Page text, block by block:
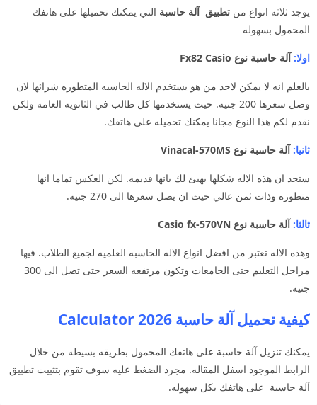
يوجد ثلاثه انواع من تطبيق آلة حاسبة التي يمكنك تحميلها على هاتفك
المحمول بسهوله
اولا: آلة حاسبة نوع Fx82 Casio
بالعلم انه لا يمكن لاحد من هو يستخدم الاله الحاسبه المتطوره شرائها لان
وصل سعرها 200 جنيه. حيث يستخدمها كل طالب في الثانويه العامه ولكن
نقدم لكم هذا النوع مجانا يمكنك تحميله على هاتفك.
ثانيا: آلة حاسبة نوع Vinacal-570MS
ستجد ان هذه الاله شكلها يهيئ لك بانها قديمه. لكن العكس تماما انها
متطوره وذات ثمن عالي حيث ان يصل سعرها الى 270 جنيه.
ثالثا: آلة حاسبة نوع Casio fx-570VN
وهذه الاله تعتبر من افضل انواع الاله الحاسبه العلميه لجميع الطلاب. فيها
مراحل التعليم حتى الجامعات وتكون مرتفعه السعر حتى تصل الى 300
جنيه.
كيفية تحميل آلة حاسبة 2026 Calculator
يمكنك تنزيل آلة حاسبة على هاتفك المحمول بطريقه بسيطه من خلال
الرابط الموجود اسفل المقاله. مجرد الضغط عليه سوف تقوم بتثبيت تطبيق
آلة حاسبة على هاتفك بكل سهوله.